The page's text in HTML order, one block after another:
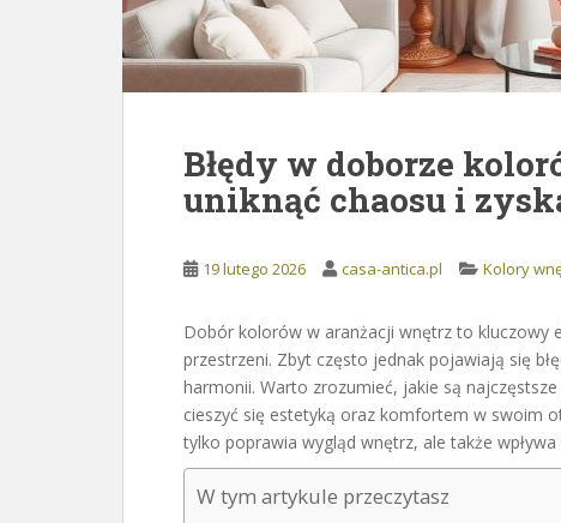
Błędy w doborze
uniknąć chaosu i
19 lutego 2026 casa-antica.pl Kolory
Dobór kolorów w aranżacji wnętrz to kluczowy
przestrzeni. Zbyt często jednak pojawiają się
harmonii. Warto zrozumieć, jakie są
cieszyć się estetyką oraz komfortem w swoim
tylko poprawia wygląd wnętrz, ale także
W tym artykule przeczytasz